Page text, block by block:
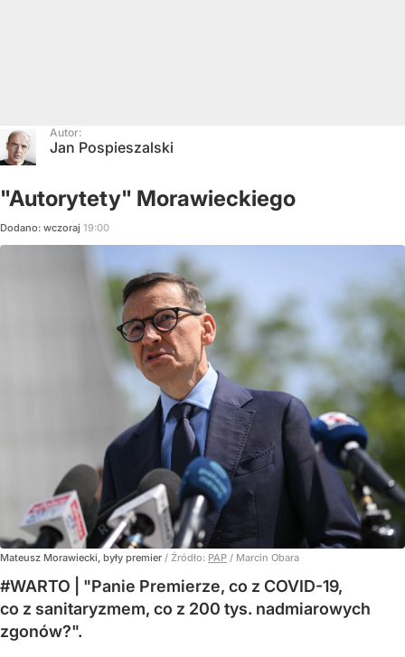
Autor:
Jan Pospieszalski
"Autorytety" Morawieckiego
Dodano: wczoraj 19:00
Mateusz Morawiecki, były premier / Źródło: PAP / Marcin Obara
#WARTO | "Panie Premierze, co z COVID-19,
co z sanitaryzmem, co z 200 tys. nadmiarowych
zgonów?".